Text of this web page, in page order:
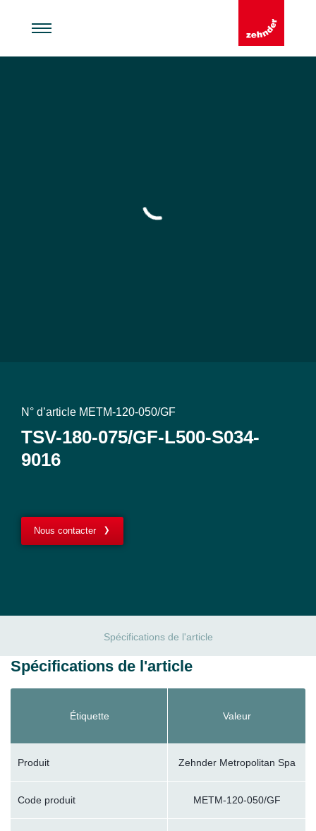
N° d’article METM-120-050/GF
TSV-180-075/GF-L500-S034-
9016
Nous contacter
Spécifications de l'article
Spécifications de l'article
Étiquette Valeur
Produit Zehnder Metropolitan Spa
Code produit METM-120-050/GF